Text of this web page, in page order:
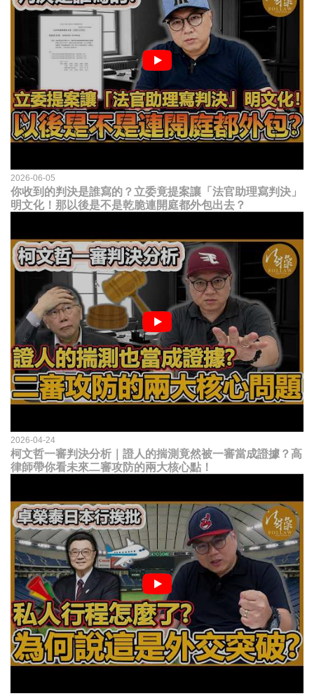
2026-06-05
你收到的判決是誰寫的？立委竟提案讓「法官助理寫判決」
明文化！那以後是不是乾脆連開庭都外包出去？
2026-04-24
柯文哲一審判決分析｜證人的揣測竟然被一審當成證據？高
律師帶你看未來二審攻防的兩大核心點！